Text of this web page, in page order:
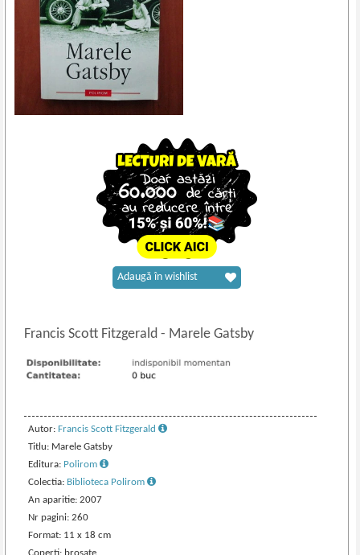
Francis Scott Fitzgerald- Marele Gatsby
Autor:Francis Scott Fitzgerald
Titlu: Marele Gatsby
Editura: Polirom
Colectia: Biblioteca Polirom
An aparitie: 2007
Nr pagini: 260
Format: 11 x 18 cm
Coperti: brosate
Adaugă în wishlist